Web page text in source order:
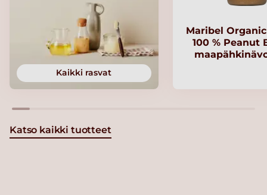
Kaikki rasvat
Maribel
100 % Peanut
Katso kaikki tuotteet